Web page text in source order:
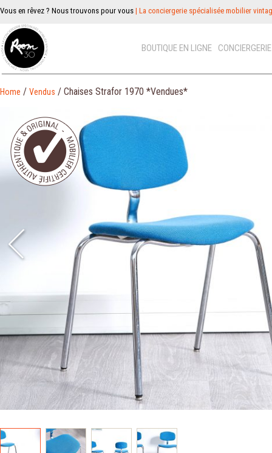
Vous en rêvez ? Nous trouvons pour vous | La conciergerie spécialisée mobilier
BOUTIQUE EN LIGNE
Home / Vendus / Chaises Strafor 1970 *Vendues*